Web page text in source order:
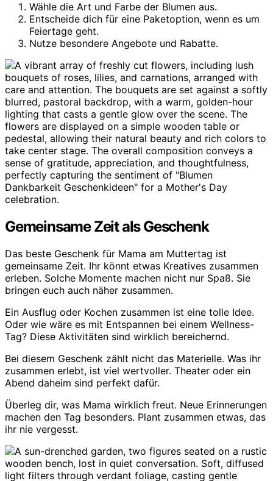
Wähle die Art und Farbe der Blumen aus.
Entscheide dich für eine Paketoption, wenn es um
Feiertage geht.
Nutze besondere Angebote und Rabatte.
Gemeinsame Zeit als Geschenk
Das beste Geschenk für Mama am Muttertag ist
gemeinsame Zeit. Ihr könnt etwas Kreatives zusammen
erleben. Solche Momente machen nicht nur Spaß. Sie
bringen euch auch näher zusammen.
Ein Ausflug oder Kochen zusammen ist eine tolle Idee.
Oder wie wäre es mit Entspannen bei einem Wellness-
Tag? Diese Aktivitäten sind wirklich bereichernd.
Bei diesem Geschenk zählt nicht das Materielle. Was ihr
zusammen erlebt, ist viel wertvoller. Theater oder ein
Abend daheim sind perfekt dafür.
Überleg dir, was Mama wirklich freut. Neue Erinnerungen
machen den Tag besonders. Plant zusammen etwas, das
ihr nie vergesst.